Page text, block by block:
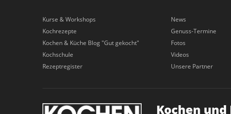
Kurse & Workshops
Kochrezepte
Kochen & Küche Blog "Gut gekocht"
Kochschule
Rezeptregister
News
Genuss-Termine
Fotos
Videos
Unsere Partner
Kochen und